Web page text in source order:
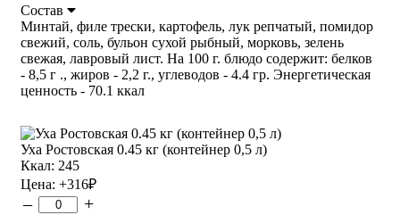
Состав
Минтай, филе трески, картофель, лук репчатый, помидор
свежий, соль, бульон сухой рыбный, морковь, зелень
свежая, лавровый лист. На 100 г. блюдо содержит: белков
- 8,5 г ., жиров - 2,2 г., углеводов - 4.4 гр. Энергетическая
ценность - 70.1 ккал
Уха Ростовская 0.45 кг (контейнер 0,5 л)
Ккал: 245
Цена: +316₽
– +